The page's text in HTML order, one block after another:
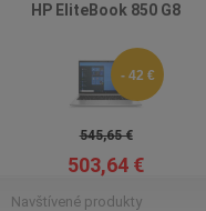
HP EliteBook 850 G8
- 42 €
545,65 €
503,64 €
Navštívené produkty